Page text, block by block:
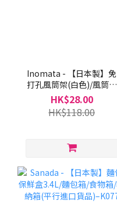
Inomata - 【日本製】免
打孔風筒架(白色)/風筒收
納架/浴窒收納架/家居必備
(平行進口貨品) - K013
HK$28.00
HK$118.00